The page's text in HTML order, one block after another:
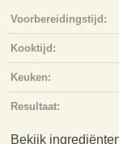
Voorbereidingstijd:
Kooktijd:
Keuken:
Resultaat:
Bekijk